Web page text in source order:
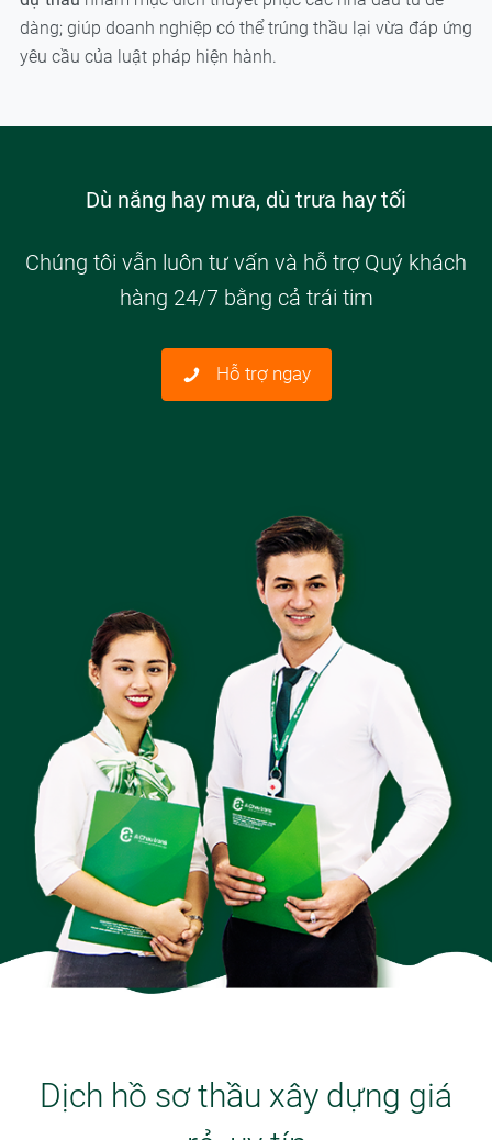
dàng; giúp doanh nghiệp có thể trúng thầu lại vừa đáp ứng
yêu cầu của luật pháp hiện hành.
Dù nắng hay mưa, dù trưa hay tối
Chúng tôi vẫn luôn tư vấn và hỗ trợ Quý khách
hàng 24/7 bằng cả trái tim
Hỗ trợ ngay
Dịch hồ sơ thầu xây dựng giá